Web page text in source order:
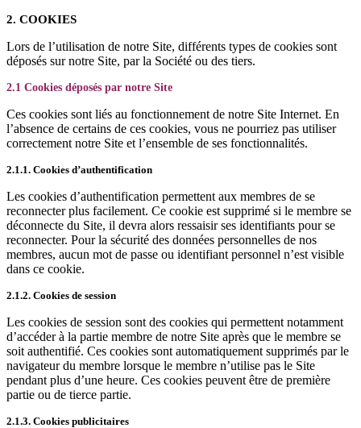
2. COOKIES
Lors de l’utilisation de notre Site, différents types de cookies sont
déposés sur notre Site, par la Société ou des tiers.
2.1 Cookies déposés par notre Site
Ces cookies sont liés au fonctionnement de notre Site Internet. En
l’absence de certains de ces cookies, vous ne pourriez pas utiliser
correctement notre Site et l’ensemble de ses fonctionnalités.
2.1.1. Cookies d’authentification
Les cookies d’authentification permettent aux membres de se
reconnecter plus facilement. Ce cookie est supprimé si le membre se
déconnecte du Site, il devra alors ressaisir ses identifiants pour se
reconnecter. Pour la sécurité des données personnelles de nos
membres, aucun mot de passe ou identifiant personnel n’est visible
dans ce cookie.
2.1.2. Cookies de session
Les cookies de session sont des cookies qui permettent notamment
d’accéder à la partie membre de notre Site après que le membre se
soit authentifié. Ces cookies sont automatiquement supprimés par le
navigateur du membre lorsque le membre n’utilise pas le Site
pendant plus d’une heure. Ces cookies peuvent être de première
partie ou de tierce partie.
2.1.3. Cookies publicitaires